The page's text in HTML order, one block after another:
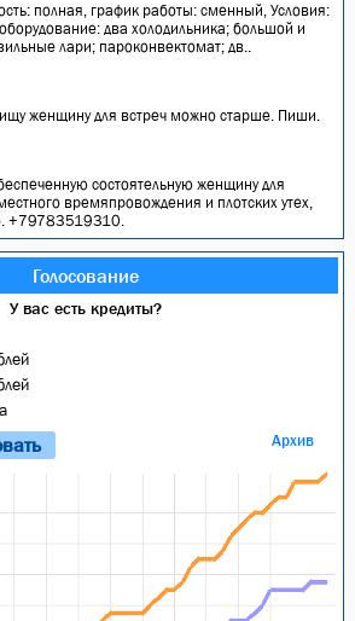
полная, график работы: сменный, Условия:
два холодильника; большой и
лари; пароконвектомат; дв..
женщину для встреч можно старше. Пиши.
состоятельную женщину для
времяпровождения и плотских утех,
+79783519310.
Голосование
У вас есть кредиты?
Архив